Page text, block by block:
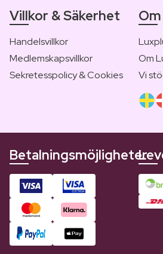
Villkor & Säkerhet
Handelsvillkor
Medlemskapsvillkor
Sekretesspolicy & Cookies
Om
Vi
Betalningsmöjligheter